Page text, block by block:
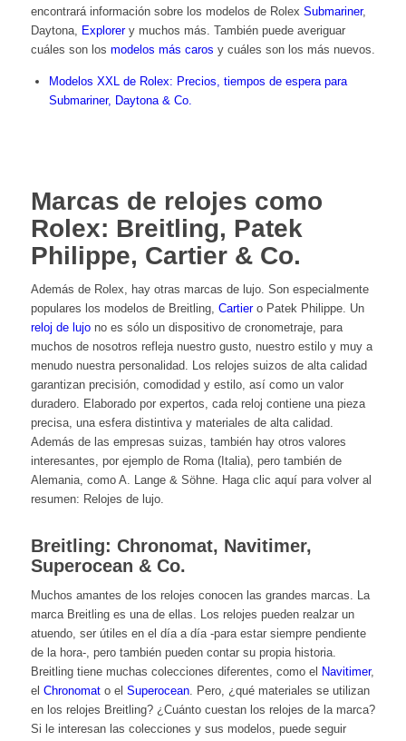
encontrará información sobre los modelos de Rolex Submariner,
Daytona, Explorery muchos más. También puede averiguar
cuáles son los modelos más caros y cuáles son los más nuevos.
Modelos XXL de Rolex: Precios, tiempos de espera para
Submariner, Daytona & Co.
Marcas de relojes como
Rolex: Breitling, Patek
Philippe, Cartier & Co.
Además de Rolex, hay otras marcas de lujo. Son especialmente
populares los modelos de Breitling, Cartiero Patek Philippe. Un
reloj de lujono es sólo un dispositivo de cronometraje, para
muchos de nosotros refleja nuestro gusto, nuestro estilo y muy a
menudo nuestra personalidad. Los relojes suizos de alta calidad
garantizan precisión, comodidad y estilo, así como un valor
duradero. Elaborado por expertos, cada reloj contiene una pieza
precisa, una esfera distintiva y materiales de alta calidad.
Además de las empresas suizas, también hay otros valores
interesantes, por ejemplo de Roma (Italia), pero también de
Alemania, como A. Lange & Söhne. Haga clic aquí para volver al
resumen: Relojes de lujo.
Breitling: Chronomat, Navitimer,
Superocean & Co.
Muchos amantes de los relojes conocen las grandes marcas. La
marca Breitling es una de ellas. Los relojes pueden realzar un
atuendo, ser útiles en el día a día -para estar siempre pendiente
de la hora-, pero también pueden contar su propia historia.
Breitling tiene muchas colecciones diferentes, como el Navitimer,
el Chronomato el Superocean. Pero, ¿qué materiales se utilizan
en los relojes Breitling? ¿Cuánto cuestan los relojes de la marca?
Si le interesan las colecciones y sus modelos, puede seguir